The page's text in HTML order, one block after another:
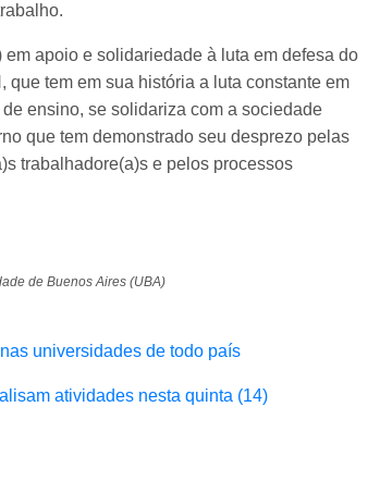
apoio e solidariedade à luta em defesa do
que tem em sua história a luta constante em
ensino, se solidariza com a sociedade
que tem demonstrado seu desprezo pelas
trabalhadore(a)s e pelos processos
de Buenos Aires (UBA)
universidades de todo país
atividades nesta quinta (14)